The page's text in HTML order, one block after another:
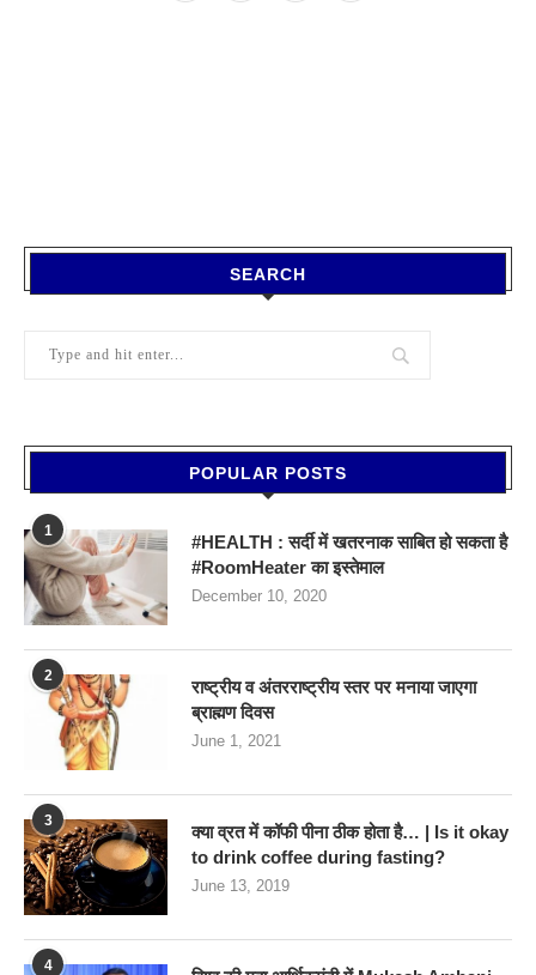
SEARCH
POPULAR POSTS
1
#HEALTH : सर्दी में खतरनाक साबित हो सकता है
#RoomHeater का इस्तेमाल
December 10, 2020
2
राष्ट्रीय व अंतरराष्ट्रीय स्तर पर मनाया जाएगा
ब्राह्मण दिवस
June 1, 2021
3
क्या व्रत में कॉफी पीना ठीक होता है… | Is it okay
to drink coffee during fasting?
June 13, 2019
4